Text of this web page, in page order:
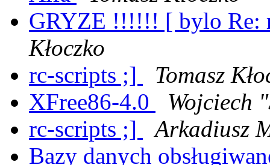
GRYZE !!!!!! [ bylo Re:
Kłoczko
rc-scripts ;]
Tomasz
XFree86-4.0
Wojciech
rc-scripts ;]
Arkadiusz
Bazy danych